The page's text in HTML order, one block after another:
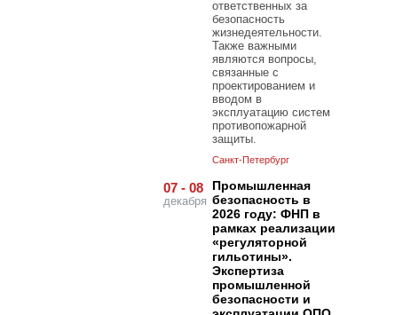
ответственных за
безопасность
жизнедеятельности.
Также важными
являются вопросы,
связанные с
проектированием и
вводом в
эксплуатацию систем
противопожарной
защиты.
Санкт-Петербург
07 - 08
декабря
Промышленная
безопасность в
2026 году: ФНП в
рамках реализации
«регуляторной
гильотины».
Экспертиза
промышленной
безопасности и